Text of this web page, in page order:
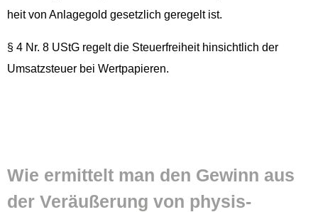
heit von Anlage­gold geset­zlich geregelt ist.
§ 4 Nr. 8 UStG regelt die Steuer­frei­heit hin­sichtlich der
Umsatzs­teuer bei Wertpapieren.
Wie ermit­telt man den Gewinn aus
der Veräußerung von physis­